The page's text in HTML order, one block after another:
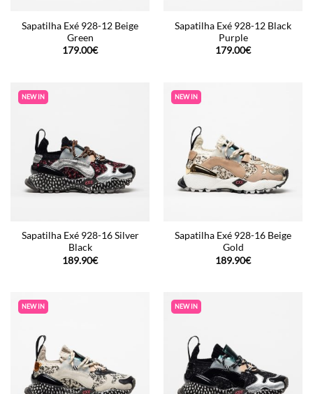
Sapatilha Exé 928-12 Beige
Green
179.00€
Sapatilha Exé 928-12 Black
Purple
179.00€
NEW IN
Sapatilha Exé 928-16 Silver
Black
189.90€
NEW IN
Sapatilha Exé 928-16 Beige
Gold
189.90€
NEW IN NEW IN